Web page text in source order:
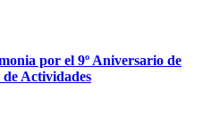
por el 9º Aniversario de
Actividades